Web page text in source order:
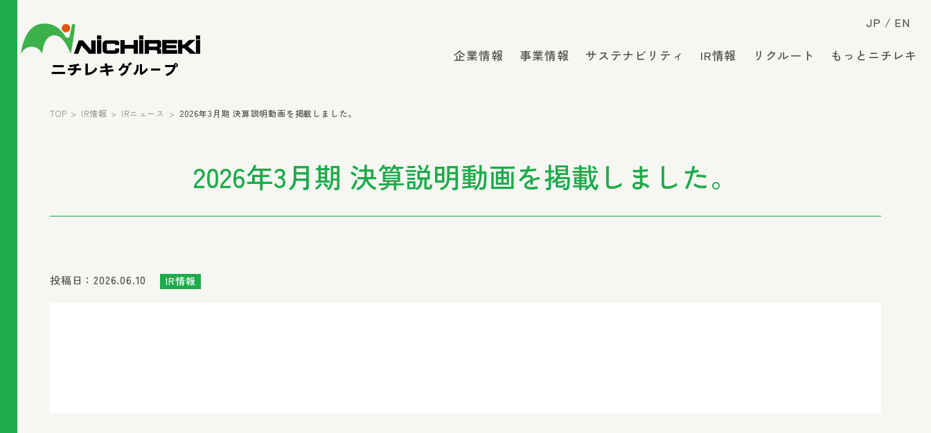
JP EN
企業情報 事業情報 サステナビリティ IR情報 リクルート もっとニチレキ
TOP IR情報 IRニュース 2026年3月期 決算説明動画を掲載しました。
2026年3月期 決算説明動画を掲載しました。
投稿日：2026.06.10 IR情報